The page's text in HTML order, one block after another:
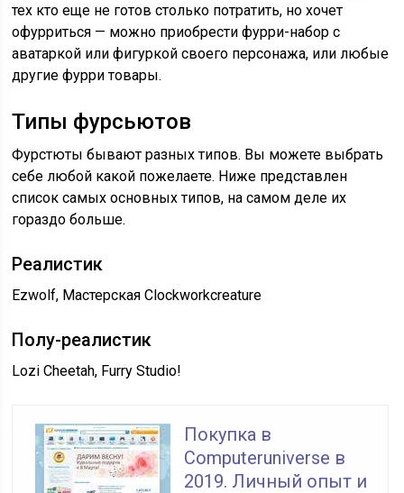
тех кто еще не готов столько потратить, но хочет
офурриться — можно приобрести фурри-набор с
аватаркой или фигуркой своего персонажа, или любые
другие фурри товары.
Типы фурсьютов
Фурстюты бывают разных типов. Вы можете выбрать
себе любой какой пожелаете. Ниже представлен
список самых основных типов, на самом деле их
гораздо больше.
Реалистик
Ezwolf, Мастерская Clockworkcreature
Полу-реалистик
Lozi Cheetah, Furry Studio!
Покупка в
Computeruniverse в
2019. Личный опыт и